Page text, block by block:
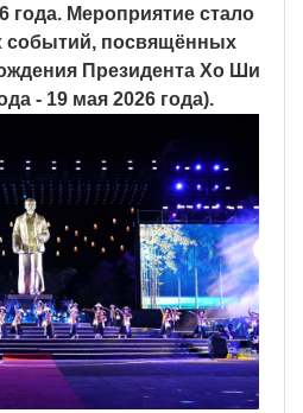
года. Мероприятие стало
событий, посвящённых
Президента Хо Ши
- 19 мая 2026 года).